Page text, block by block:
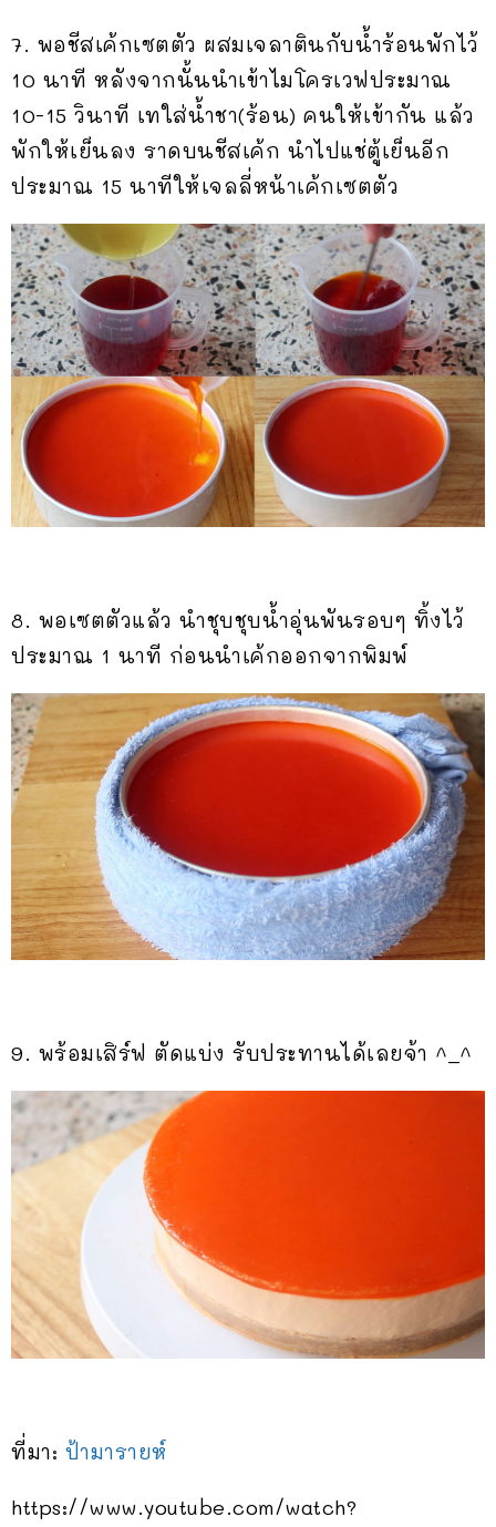
7. พอชีสเค้กเซตตัว ผสมเจลาตินกับน้ำร้อนพักไว้
10 นาที หลังจากนั้นนำเข้าไมโครเวฟประมาณ
10-15 วินาที เทใส่น้ำชา(ร้อน) คนให้เข้ากัน แล้ว
พักให้เย็นลง ราดบนชีสเค้ก นำไปแช่ตู้เย็นอีก
ประมาณ 15 นาทีให้เจลลี่หน้าเค้กเซตตัว
8. พอเซตตัวแล้ว นำชุบชุบน้ำอุ่นพันรอบๆ ทิ้งไว้
ประมาณ 1 นาที ก่อนนำเค้กออกจากพิมพ์
9. พร้อมเสิร์ฟ ตัดแบ่ง รับประทานได้เลยจ้า ^_^
ที่มา: ป้ามารายห์
https://www.youtube.com/watch?